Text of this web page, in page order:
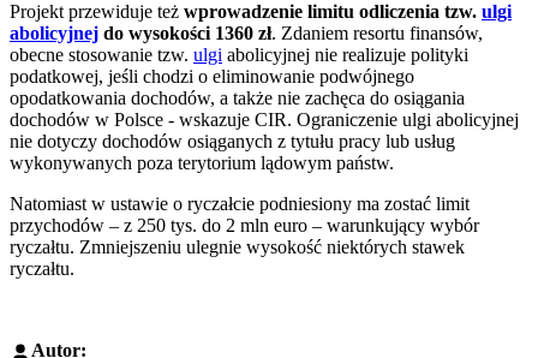
Projekt przewiduje też wprowadzenie limitu odliczenia tzw. ulgi
abolicyjnej do wysokości 1360 zł. Zdaniem resortu finansów,
obecne stosowanie tzw. ulgi abolicyjnej nie realizuje polityki
podatkowej, jeśli chodzi o eliminowanie podwójnego
opodatkowania dochodów, a także nie zachęca do osiągania
dochodów w Polsce - wskazuje CIR. Ograniczenie ulgi abolicyjnej
nie dotyczy dochodów osiąganych z tytułu pracy lub usług
wykonywanych poza terytorium lądowym państw.
Natomiast w ustawie o ryczałcie podniesiony ma zostać limit
przychodów – z 250 tys. do 2 mln euro – warunkujący wybór
ryczałtu. Zmniejszeniu ulegnie wysokość niektórych stawek
ryczałtu.
Autor: